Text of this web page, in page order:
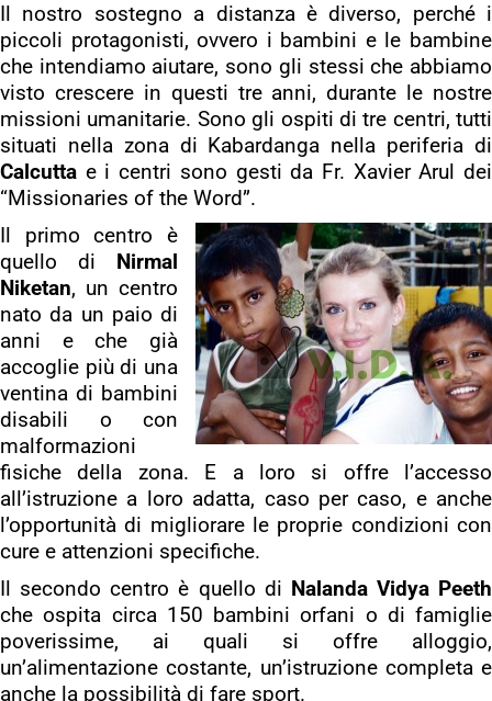
Il nostro sostegno a distanza è diverso, perché i
piccoli protagonisti, ovvero i bambini e le bambine
che intendiamo aiutare, sono gli stessi che abbiamo
visto crescere in questi tre anni, durante le nostre
missioni umanitarie. Sono gli ospiti di tre centri, tutti
situati nella zona di Kabardanga nella periferia di
Calcutta e i centri sono gesti da Fr. Xavier Arul dei
“Missionaries of the Word”.
Il primo centro è
quello di Nirmal
Niketan, un centro
nato da un paio di
anni e che già
accoglie più di una
ventina di bambini
disabili o con
malformazioni
fisiche della zona. E a loro si offre l’accesso
all’istruzione a loro adatta, caso per caso, e anche
l’opportunità di migliorare le proprie condizioni con
cure e attenzioni specifiche.
Il secondo centro è quello di Nalanda Vidya Peeth
che ospita circa 150 bambini orfani o di famiglie
poverissime, ai quali si offre alloggio,
un’alimentazione costante, un’istruzione completa e
anche la possibilità di fare sport.